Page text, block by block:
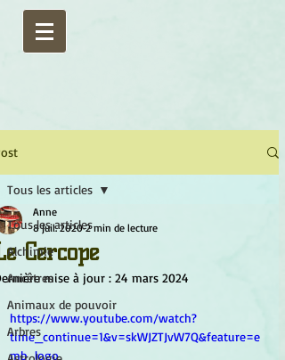
Tous les articles
Alchimie
Ancêtres
Animaux de pouvoir
Arbres
Tous les articles
Cercope
Anne
8 juil. 2020 2 min de lecture
mise à jour : 24 mars 2024
https://www.youtube.com/watch?
time_continue=1&v=skWJZTJvW7Q&feature=e
mb_logo